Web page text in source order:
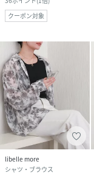
クーポン対象
libelle more
シャツ・ブラウス